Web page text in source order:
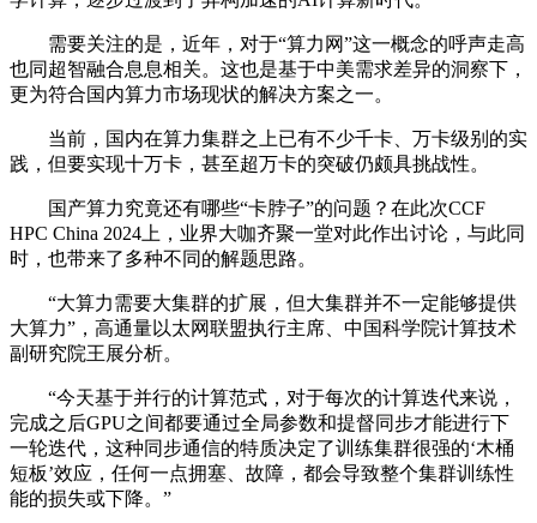
需要关注的是，近年，对于“算力网”这一概念的呼声走高
也同超智融合息息相关。这也是基于中美需求差异的洞察下，
更为符合国内算力市场现状的解决方案之一。
当前，国内在算力集群之上已有不少千卡、万卡级别的实
践，但要实现十万卡，甚至超万卡的突破仍颇具挑战性。
国产算力究竟还有哪些“卡脖子”的问题？在此次CCF
HPC China 2024上，业界大咖齐聚一堂对此作出讨论，与此同
时，也带来了多种不同的解题思路。
“大算力需要大集群的扩展，但大集群并不一定能够提供
大算力”，高通量以太网联盟执行主席、中国科学院计算技术
副研究院王展分析。
“今天基于并行的计算范式，对于每次的计算迭代来说，
完成之后GPU之间都要通过全局参数和提督同步才能进行下
一轮迭代，这种同步通信的特质决定了训练集群很强的‘木桶
短板’效应，任何一点拥塞、故障，都会导致整个集群训练性
能的损失或下降。”